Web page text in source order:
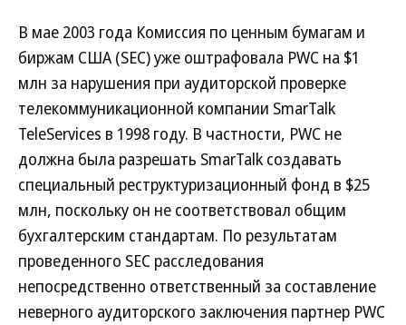
В мае 2003 года Комиссия по ценным бумагам и
биржам США (SEC) уже оштрафовала PWC на $1
млн за нарушения при аудиторской проверке
телекоммуникационной компании SmarTalk
TeleServices в 1998 году. В частности, PWC не
должна была разрешать SmarTalk создавать
специальный реструктуризационный фонд в $25
млн, поскольку он не соответствовал общим
бухгалтерским стандартам. По результатам
проведенного SEC расследования
непосредственно ответственный за составление
неверного аудиторского заключения партнер PWC